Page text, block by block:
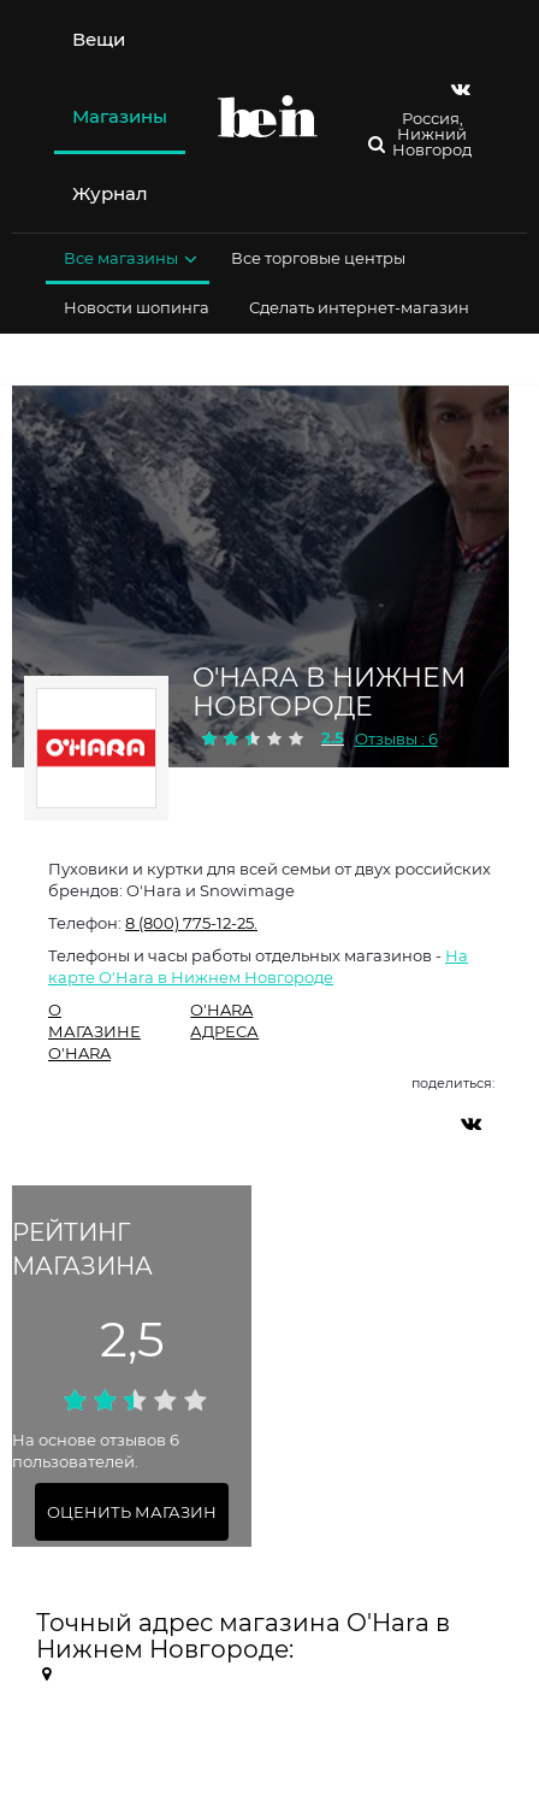
содержимому
Вещи
Магазины
Журнал
Россия,
Нижний
Новгород
Все магазины Все торговые центры
Новости шопинга Сделать интернет-магазин
O'HARA В НИЖНЕМ
НОВГОРОДЕ
2.5 Отзывы : 6
РЕЙТИНГ
МАГАЗИНА
2,5
На основе отзывов 6
пользователей.
ОЦЕНИТЬ МАГАЗИН
Пуховики и куртки для всей семьи от двух российских
брендов: O'Hara и Snowimage
Телефон: 8 (800) 775-12-25.
Телефоны и часы работы отдельных магазинов - На
карте O'Hara в Нижнем Новгороде
О
МАГАЗИНЕ
O'HARA
O'HARA
АДРЕСА
поделиться:
Точный адрес магазина O'Hara в
Нижнем Новгороде: